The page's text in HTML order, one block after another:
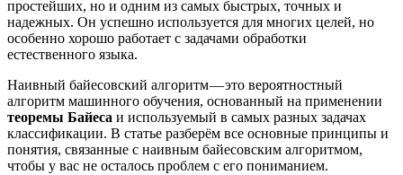
простейших, но и одним из самых быстрых, точных и
надежных. Он успешно используется для многих целей, но
особенно хорошо работает с задачами обработки
естественного языка.
Наивный байесовский алгоритм — это вероятностный
алгоритм машинного обучения, основанный на применении
теоремы Байеса и используемый в самых разных задачах
классификации. В статье разберём все основные принципы и
понятия, связанные с наивным байесовским алгоритмом,
чтобы у вас не осталось проблем с его пониманием.